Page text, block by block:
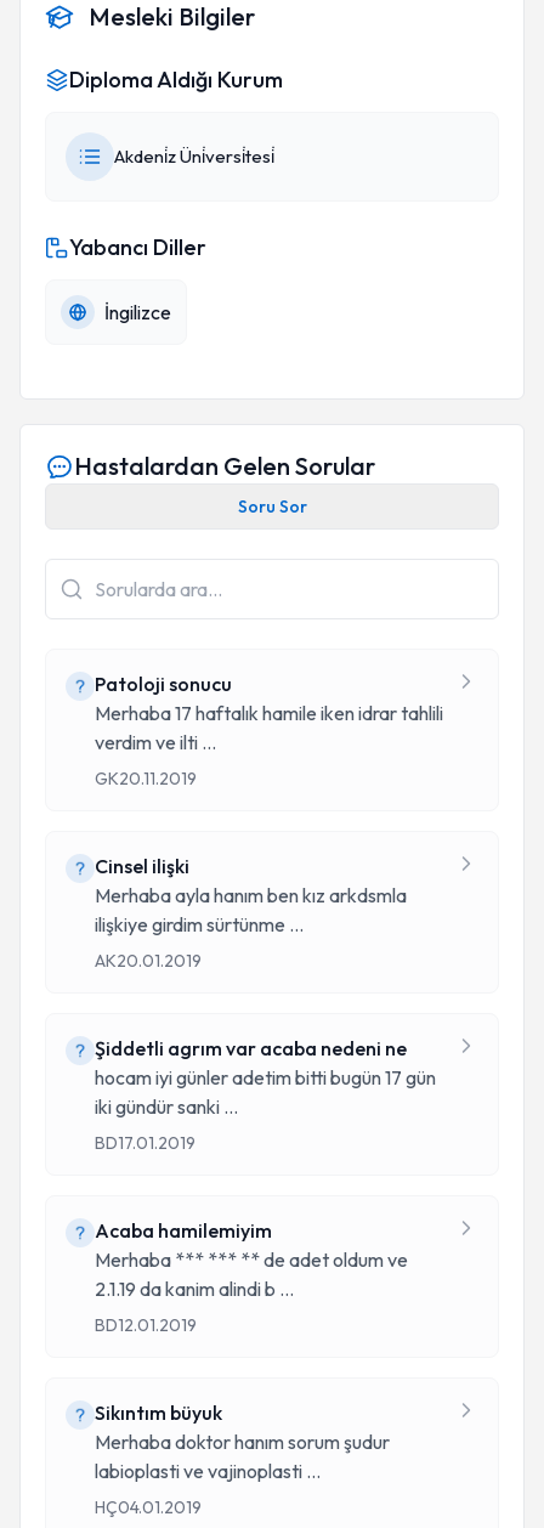
Mesleki Bilgiler
Diploma Aldığı Kurum
Akdeni̇z Üni̇versi̇tesi̇
Yabancı Diller
İngilizce
Hastalardan Gelen Sorular
Soru Sor
Patoloji sonucu
Merhaba 17 haftalık hamile iken idrar tahlili
verdim ve ilti ...
GK20.11.2019
Cinsel ilişki
Merhaba ayla hanım ben kız arkdsmla
ilişkiye girdim sürtünme ...
AK20.01.2019
Şiddetli agrım var acaba nedeni ne
hocam iyi günler adetim bitti bugün 17 gün
iki gündür sanki ...
BD17.01.2019
Acaba hamilemiyim
Merhaba *** *** ** de adet oldum ve
2.1.19 da kanim alindi b ...
BD12.01.2019
Sikıntım büyuk
Merhaba doktor hanım sorum şudur
labioplasti ve vajinoplasti ...
HÇ04.01.2019